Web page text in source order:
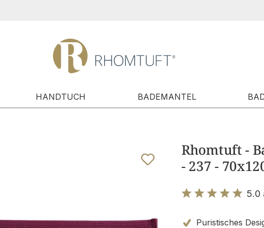
HANDTUCH BADEMANTEL
Rhomtuft -
- 237 -
5.0
Puristisches